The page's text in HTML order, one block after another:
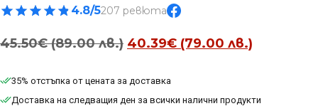
4.8/5207 ревюта
45.50€ (89.00 лв.) Original
was:
45.50€
40.39€ (79.00 лв.)
40.39€
35% отстъпка от цената за доставка
Доставка на следващия ден за всички налични продукти